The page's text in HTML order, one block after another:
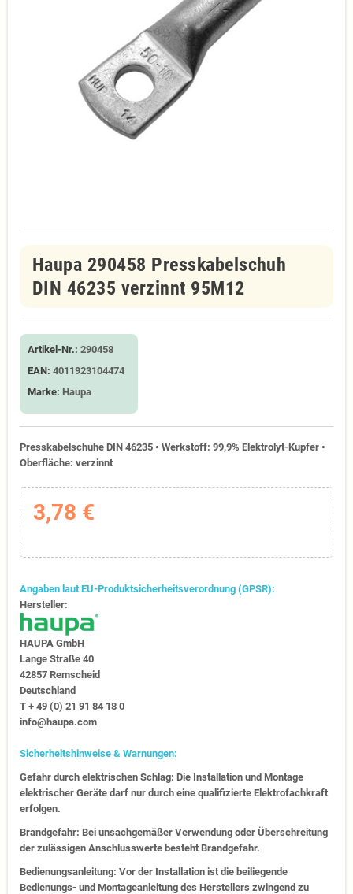
Haupa 290458 Presskabelschuh
DIN 46235 verzinnt 95M12
Artikel-Nr.: 290458
EAN: 4011923104474
Marke: Haupa
Presskabelschuhe DIN 46235 • Werkstoff: 99,9% Elektrolyt-Kupfer •
Oberfläche: verzinnt
3,78 €
Angaben laut EU-Produktsicherheitsverordnung (GPSR):
Hersteller:
HAUPA GmbH
Lange Straße 40
42857 Remscheid
Deutschland
T + 49 (0) 21 91 84 18 0
info@haupa.com
Sicherheitshinweise & Warnungen:
Gefahr durch elektrischen Schlag: Die Installation und Montage
elektrischer Geräte darf nur durch eine qualifizierte Elektrofachkraft
erfolgen.
Brandgefahr: Bei unsachgemäßer Verwendung oder Überschreitung
der zulässigen Anschlusswerte besteht Brandgefahr.
Bedienungsanleitung: Vor der Installation ist die beiliegende
Bedienungs- und Montageanleitung des Herstellers zwingend zu